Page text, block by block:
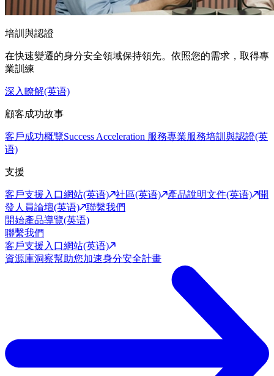
培訓與認證
在快速變遷的身分安全領域保持領先。依照您的需求，取得專
業訓練
深入瞭解(英语)
顧客成功故事
客戶成功概覽Success Acceleration 服務專業服務培訓與認證(英
语)
支援
客戶支援入口網站(英语) 社區(英语) 產品說明文件(英语)
開
發人員論壇(英语)
聯繫我們
開始產品導覽(英语)
聯繫我們
客戶支援入口網站(英语)
資源庫洞察幫助您加速身分安全計畫